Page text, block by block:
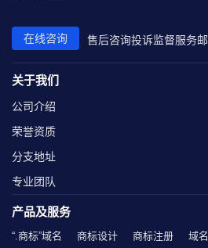
在线咨询 售后咨询投诉监督服务
关于我们
公司介绍
荣誉资质
分支地址
专业团队
产品及服务
“.商标”域名 商标设计 商标注册 域